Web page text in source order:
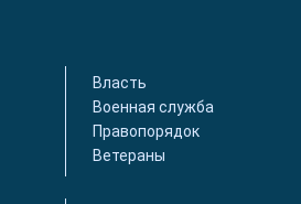
Власть
Военная служба
Правопорядок
Ветераны